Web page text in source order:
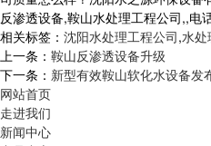
反渗透设备,鞍山水处理工程公司,,电
相关标签： 沈阳水处理工程公司,水处
上一条： 鞍山反渗透设备升级
下一条： 新型有效鞍山软化水设备发
网站首页
走进我们
新闻中心